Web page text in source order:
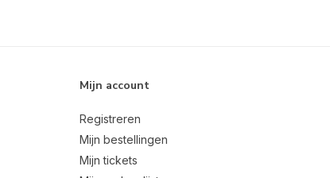
Mijn account
Registreren
Mijn bestellingen
Mijn tickets